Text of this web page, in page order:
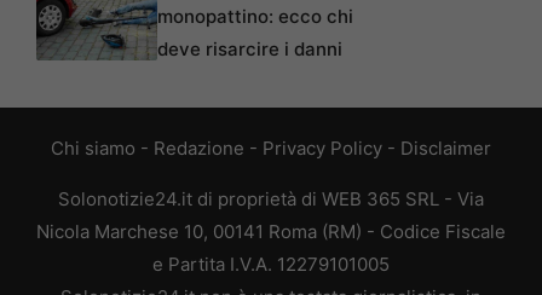
monopattino: ecco chi
deve risarcire i danni
Chi siamo - Redazione - Privacy Policy - Disclaimer
Solonotizie24.it di proprietà di WEB 365 SRL - Via
Nicola Marchese 10, 00141 Roma (RM) - Codice Fiscale
e Partita I.V.A. 12279101005